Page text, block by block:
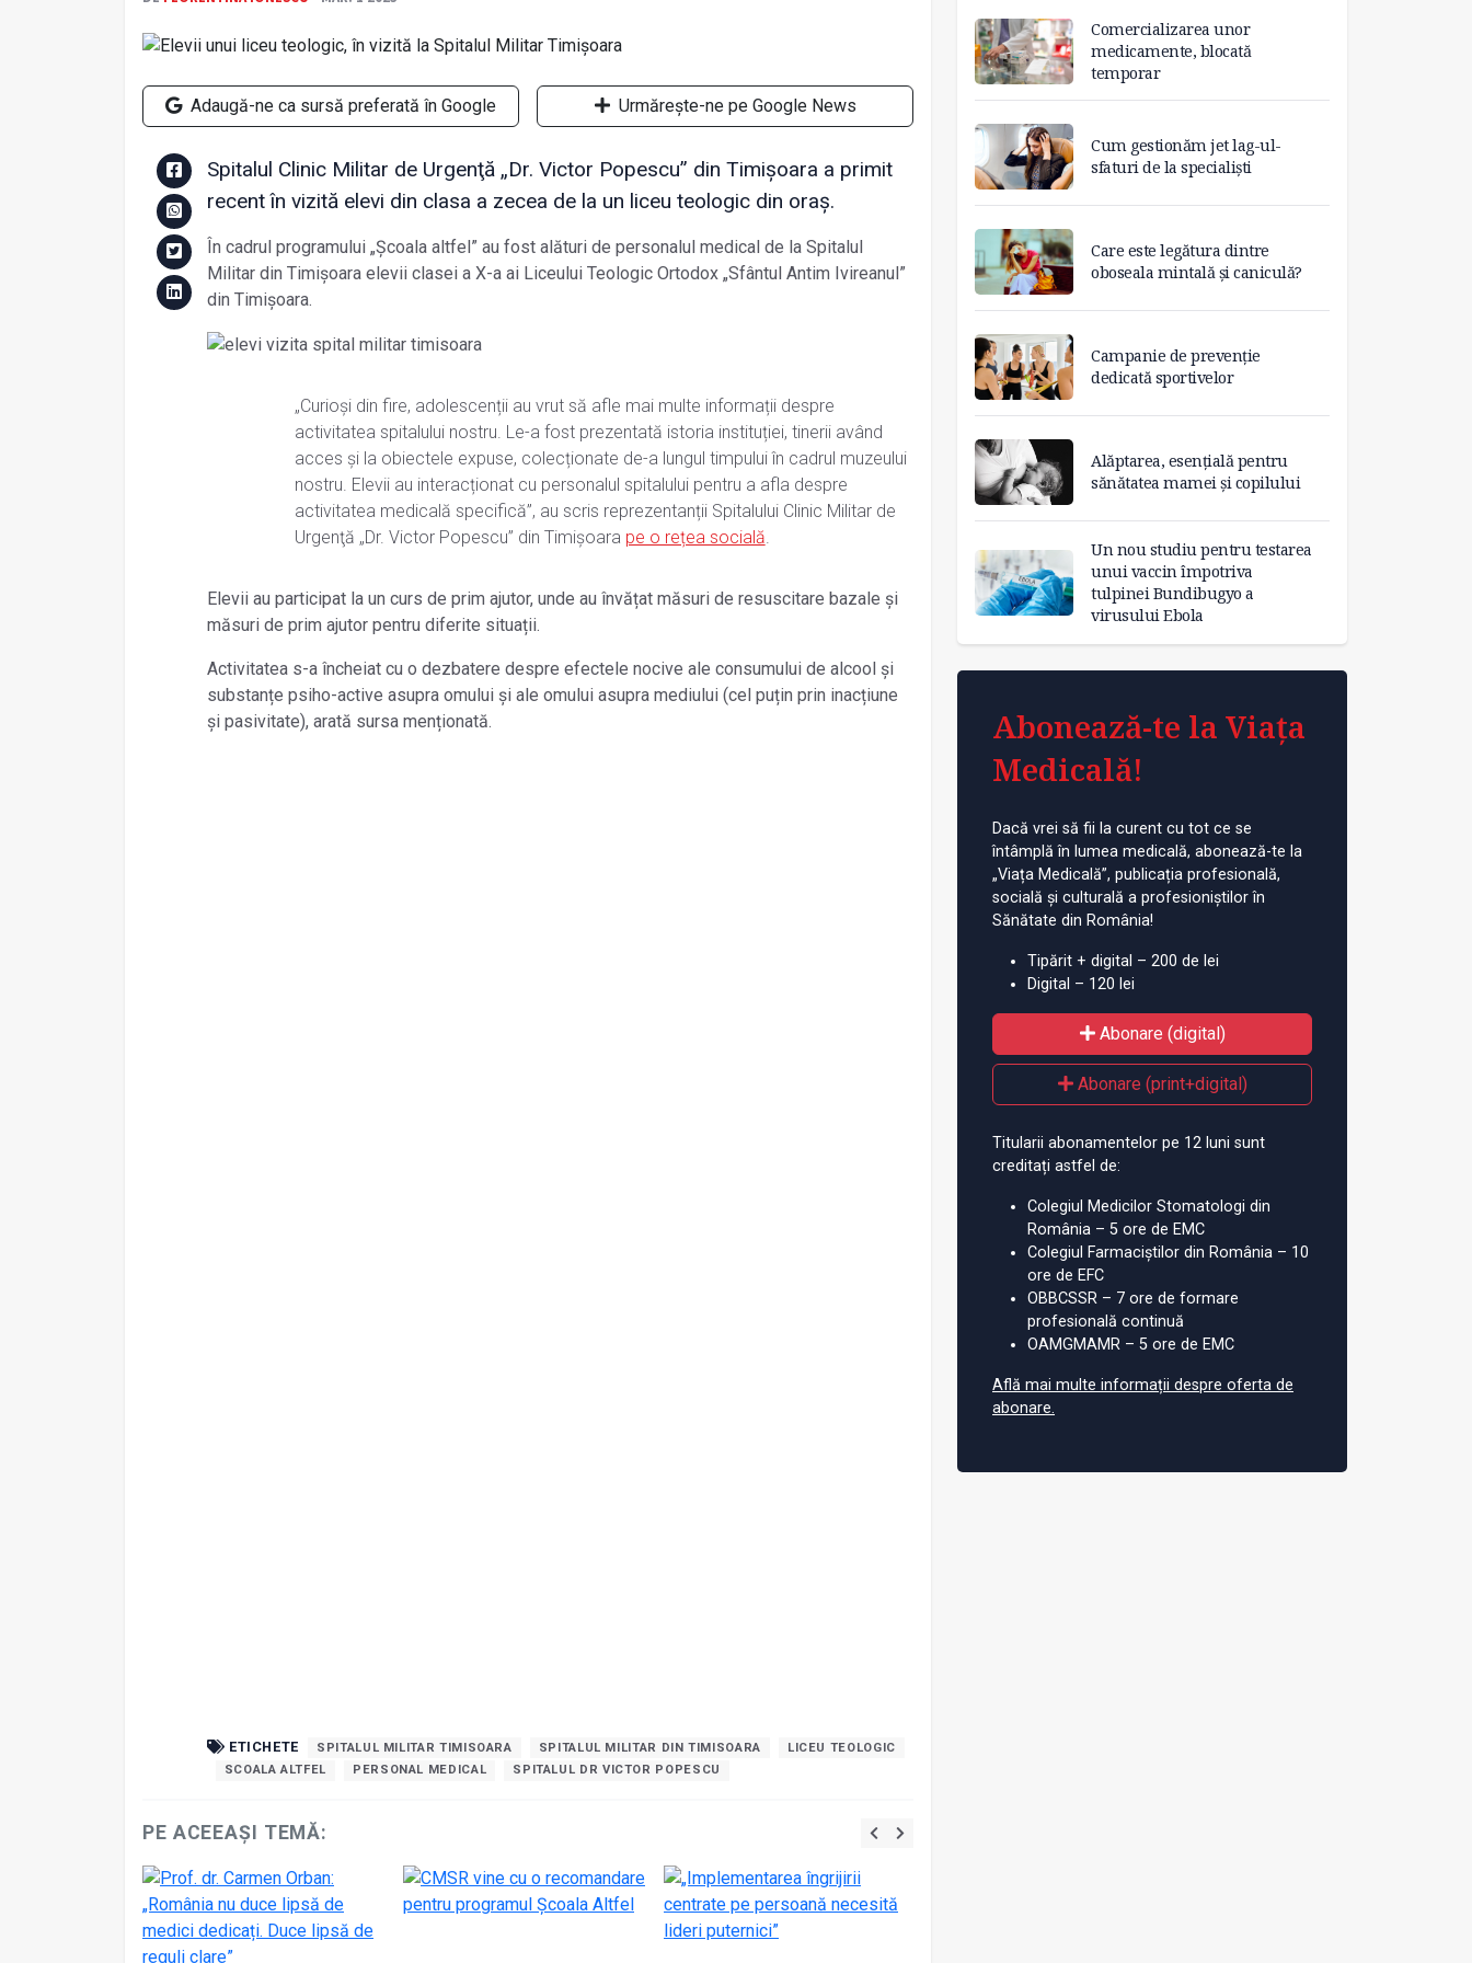
Adaugă-ne ca sursă preferată în Google Urmărește-ne pe Google News
Spitalul Clinic Militar de Urgenţă „Dr. Victor Popescu” din Timişoara a primit
recent în vizită elevi din clasa a zecea de la un liceu teologic din oraș.
În cadrul programului „Școala altfel” au fost alături de personalul medical de la Spitalul
Militar din Timișoara elevii clasei a X-a ai Liceului Teologic Ortodox „Sfântul Antim Ivireanul”
din Timișoara.
„Curioși din fire, adolescenții au vrut să afle mai multe informații despre
activitatea spitalului nostru. Le-a fost prezentată istoria instituției, tinerii având
acces și la obiectele expuse, colecționate de-a lungul timpului în cadrul muzeului
nostru. Elevii au interacționat cu personalul spitalului pentru a afla despre
activitatea medicală specifică”, au scris reprezentanții Spitalului Clinic Militar de
Urgenţă „Dr. Victor Popescu” din Timişoara pe o rețea socială
Elevii au participat la un curs de prim ajutor, unde au învățat măsuri de resuscitare bazale și
măsuri de prim ajutor pentru diferite situații.
Activitatea s-a încheiat cu o dezbatere despre efectele nocive ale consumului de alcool și
substanțe psiho-active asupra omului și ale omului asupra mediului (cel puțin prin inacțiune
și pasivitate), arată sursa menționată.
ETICHETE SPITALUL MILITAR TIMISOARA SPITALUL MILITAR DIN TIMISOARA
LICEU TEOLOGIC
SCOALA ALTFEL
PERSONAL MEDICAL SPITALUL DR VICTOR POPESCU
PE ACEEAȘI TEMĂ:
Comercializarea unor
medicamente, blocată
temporar
Cum gestionăm jet lag-ul-
sfaturi de la specialiști
Care este legătura dintre
oboseala mintală și caniculă?
Campanie de prevenție
dedicată sportivelor
Alăptarea, esențială pentru
sănătatea mamei și copilului
Un nou studiu pentru testarea
unui vaccin împotriva
tulpinei Bundibugyo a
virusului Ebola
Abonează-te la Viața
Medicală!
Dacă vrei să fii la curent cu tot ce se
întâmplă în lumea medicală, abonează-te la
„Viața Medicală”, publicația profesională,
socială și culturală a profesioniștilor în
Sănătate din România!
Tipărit + digital – 200 de lei
Digital – 120 lei
Abonare (digital)
Abonare (print+digital)
Titularii abonamentelor pe 12 luni sunt
creditați astfel de:
Colegiul Medicilor Stomatologi din
România – 5 ore de EMC
Colegiul Farmaciștilor din România – 10
ore de EFC
OBBCSSR – 7 ore de formare
profesională continuă
OAMGMAMR – 5 ore de EMC
Află mai multe informații despre oferta de
abonare.